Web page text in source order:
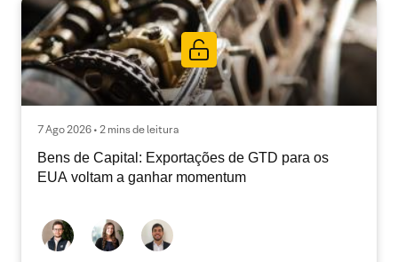
7 Ago 2026 • 2 mins de leitura
Bens de Capital: Exportações de GTD para os
EUA voltam a ganhar momentum